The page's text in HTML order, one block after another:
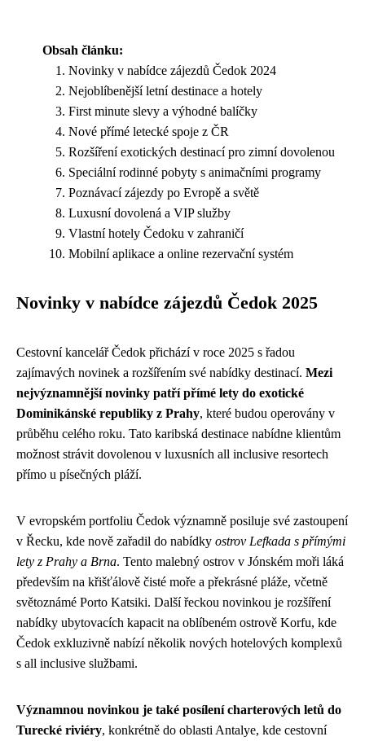
Obsah článku:
Novinky v nabídce zájezdů Čedok 2024
Nejoblíbenější letní destinace a hotely
First minute slevy a výhodné balíčky
Nové přímé letecké spoje z ČR
Rozšíření exotických destinací pro zimní dovolenou
Speciální rodinné pobyty s animačními programy
Poznávací zájezdy po Evropě a světě
Luxusní dovolená a VIP služby
Vlastní hotely Čedoku v zahraničí
Mobilní aplikace a online rezervační systém
Novinky v nabídce zájezdů Čedok 2025
Cestovní kancelář Čedok přichází v roce 2025 s řadou
zajímavých novinek a rozšířením své nabídky destinací. Mezi
nejvýznamnější novinky patří přímé lety do exotické
Dominikánské republiky z Prahy, které budou operovány v
průběhu celého roku. Tato karibská destinace nabídne klientům
možnost strávit dovolenou v luxusních all inclusive resortech
přímo u písečných pláží.
V evropském portfoliu Čedok významně posiluje své zastoupení
v Řecku, kde nově zařadil do nabídky ostrov Lefkada s přímými
lety z Prahy a Brna. Tento malebný ostrov v Jónském moři láká
především na křišťálově čisté moře a překrásné pláže, včetně
světoznámé Porto Katsiki. Další řeckou novinkou je rozšíření
nabídky ubytovacích kapacit na oblíbeném ostrově Korfu, kde
Čedok exkluzivně nabízí několik nových hotelových komplexů
s all inclusive službami.
Významnou novinkou je také posílení charterových letů do
Turecké riviéry, konkrétně do oblasti Antalye, kde cestovní